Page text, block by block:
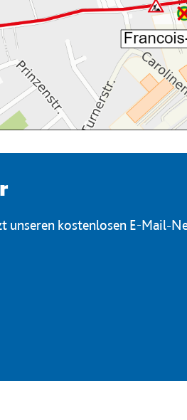
unseren kostenlosen E-Mail-